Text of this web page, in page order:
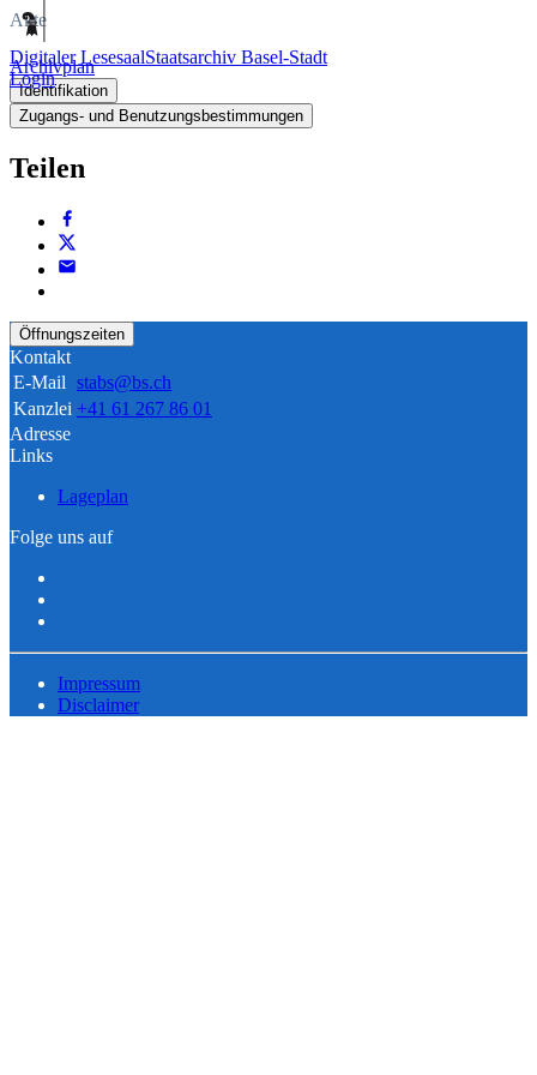
Digitaler LesesaalStaatsarchiv Basel-Stadt
Login
Akte
Archivplan
Identifikation
Zugangs- und Benutzungsbestimmungen
Teilen
Öffnungszeiten
Kontakt
E-Mail stabs@bs.ch
Kanzlei +41 61 267 86 01
Adresse
Links
Lageplan
Folge uns auf
Impressum
Disclaimer